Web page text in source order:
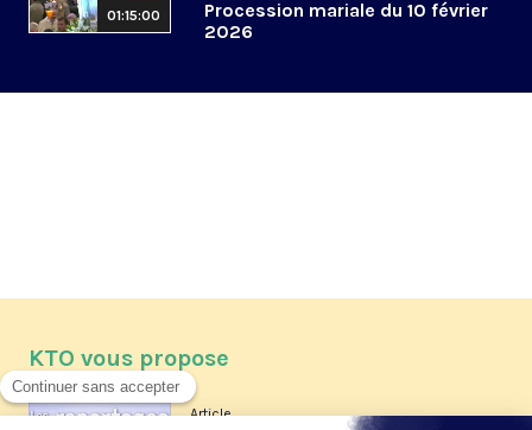
01:15:00
Procession mariale du 10 février
2026
KTO vous propose
Article